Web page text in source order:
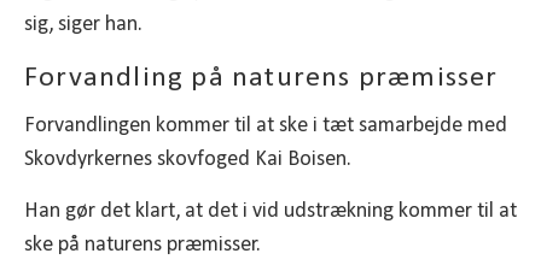
sig, siger han.
Forvandling på naturens præmisser
Forvandlingen kommer til at ske i tæt samarbejde med
Skovdyrkernes skovfoged Kai Boisen.
Han gør det klart, at det i vid udstrækning kommer til at
ske på naturens præmisser.